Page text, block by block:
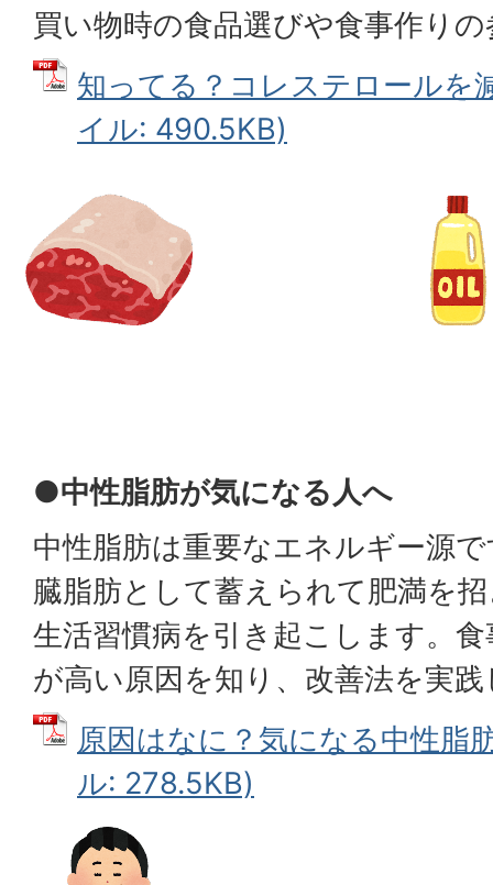
買い物時の食品選びや食事作り
知ってる？コレステロールを
イル: 490.5KB)
●中性脂肪が気になる人へ
中性脂肪は重要なエネルギー源
臓脂肪として蓄えられて肥満を
生活習慣病を引き起こします。
が高い原因を知り、改善法を実
原因はなに？気になる中性脂
ル: 278.5KB)